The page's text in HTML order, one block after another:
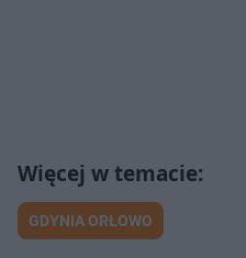
GDYNIA ORŁOWO